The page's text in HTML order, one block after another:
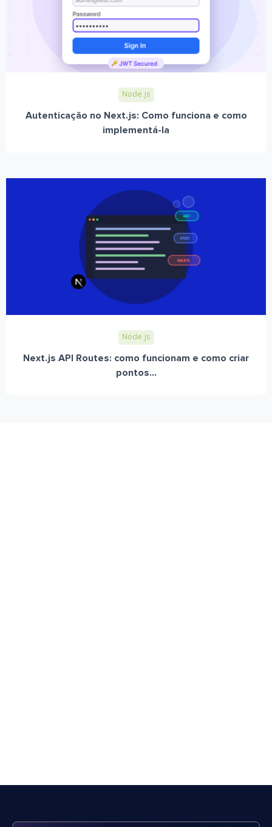
Node.js
Autenticação no Next.js: Como funciona e como
implementá-la
Node.js
Next.js API Routes: como funcionam e como criar
pontos...